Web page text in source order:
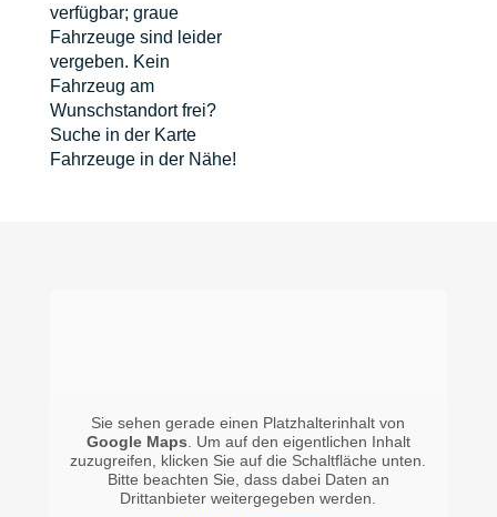
verfügbar; graue
Fahrzeuge sind leider
vergeben. Kein
Fahrzeug am
Wunschstandort frei?
Suche in der Karte
Fahrzeuge in der Nähe!
Sie sehen gerade einen Platzhalterinhalt von
Google Maps . Um auf den eigentlichen Inhalt
zuzugreifen, klicken Sie auf die Schaltfläche unten.
Bitte beachten Sie, dass dabei Daten an
Drittanbieter weitergegeben werden.